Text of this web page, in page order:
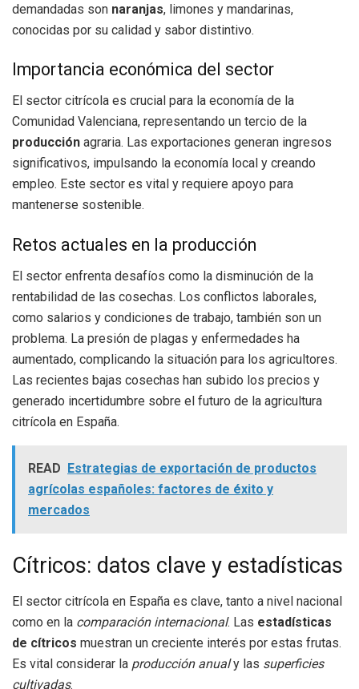
demandadas son naranjas, limones y mandarinas,
conocidas por su calidad y sabor distintivo.
Importancia económica del sector
El sector citrícola es crucial para la economía de la
Comunidad Valenciana, representando un tercio de la
producción agraria. Las exportaciones generan ingresos
significativos, impulsando la economía local y creando
empleo. Este sector es vital y requiere apoyo para
mantenerse sostenible.
Retos actuales en la producción
El sector enfrenta desafíos como la disminución de la
rentabilidad de las cosechas. Los conflictos laborales,
como salarios y condiciones de trabajo, también son un
problema. La presión de plagas y enfermedades ha
aumentado, complicando la situación para los agricultores.
Las recientes bajas cosechas han subido los precios y
generado incertidumbre sobre el futuro de la agricultura
citrícola en España.
READ Estrategias de exportación de productos
agrícolas españoles: factores de éxito y
mercados
Cítricos: datos clave y estadísticas
El sector citrícola en España es clave, tanto a nivel nacional
como en la comparación internacional. Las estadísticas
de cítricos muestran un creciente interés por estas frutas.
Es vital considerar la producción anualy las superficies
cultivadas.